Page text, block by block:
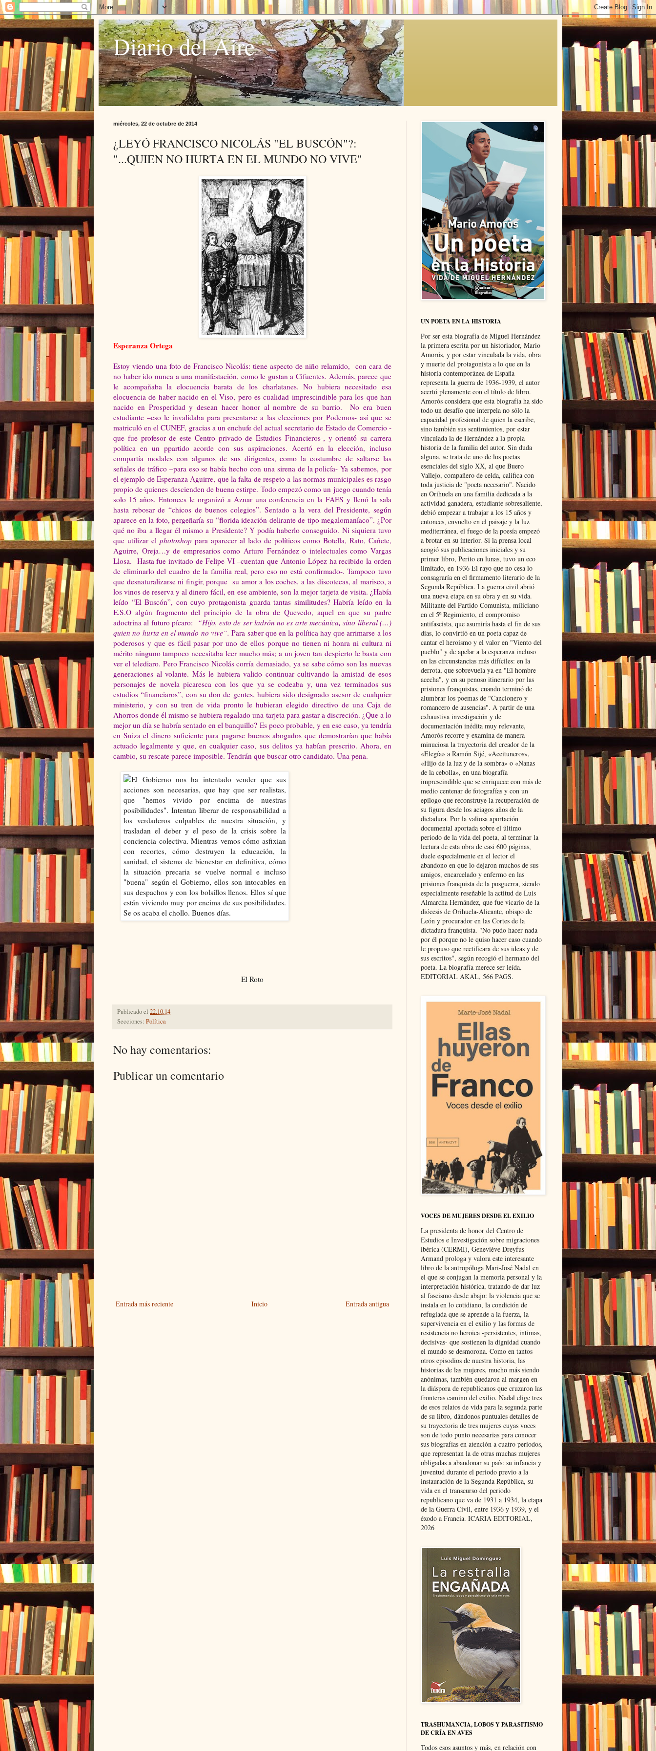
Diario del Aire
miércoles, 22 de octubre de 2014
¿LEYÓ FRANCISCO NICOLÁS "EL BUSCÓN"?:
"...QUIEN NO HURTA EN EL MUNDO NO VIVE"
Esperanza Ortega
Estoy viendo una foto de Francisco Nicolás: tiene aspecto de niño relamido, con cara de
no haber ido nunca a una manifestación, como le gustan a Cifuentes. Además, parece que
le acompañaba la elocuencia barata de los charlatanes. No hubiera necesitado esa
elocuencia de haber nacido en el Viso, pero es cualidad imprescindible para los que han
nacido en Prosperidad y desean hacer honor al nombre de su barrio. No era buen
estudiante –eso le invalidaba para presentarse a las elecciones por Podemos- así que se
matriculó en el CUNEF, gracias a un enchufe del actual secretario de Estado de Comercio -
que fue profesor de este Centro privado de Estudios Financieros-, y orientó su carrera
política en un ppartido acorde con sus aspiraciones. Acertó en la elección, incluso
compartía modales con algunos de sus dirigentes, como la costumbre de saltarse las
señales de tráfico –para eso se había hecho con una sirena de la policía- Ya sabemos, por
el ejemplo de Esperanza Aguirre, que la falta de respeto a las normas municipales es rasgo
propio de quienes descienden de buena estirpe. Todo empezó como un juego cuando tenía
solo 15 años. Entonces le organizó a Aznar una conferencia en la FAES y llenó la sala
hasta rebosar de “chicos de buenos colegios”. Sentado a la vera del Presidente, según
aparece en la foto, pergeñaría su “florida ideación delirante de tipo megalomaníaco”. ¿Por
qué no iba a llegar él mismo a Presidente? Y podía haberlo conseguido. Ni siquiera tuvo
que utilizar el photoshop para aparecer al lado de políticos como Botella, Rato, Cañete,
Aguirre, Oreja…y de empresarios como Arturo Fernández o intelectuales como Vargas
Llosa. Hasta fue invitado de Felipe VI –cuentan que Antonio López ha recibido la orden
de eliminarlo del cuadro de la familia real, pero eso no está confirmado-. Tampoco tuvo
que desnaturalizarse ni fingir, porque su amor a los coches, a las discotecas, al marisco, a
los vinos de reserva y al dinero fácil, en ese ambiente, son la mejor tarjeta de visita. ¿Había
leído “El Buscón”, con cuyo protagonista guarda tantas similitudes? Habría leído en la
E.S.O algún fragmento del principio de la obra de Quevedo, aquel en que su padre
adoctrina al futuro pícaro:
“Hijo, esto de ser ladrón no es arte mecánica, sino liberal (…)
quien no hurta en el mundo no vive”. Para saber que en la política hay que arrimarse a los
poderosos y que es fácil pasar por uno de ellos porque no tienen ni honra ni cultura ni
mérito ninguno tampoco necesitaba leer mucho más; a un joven tan despierto le basta con
ver el telediaro. Pero Francisco Nicolás corría demasiado, ya se sabe cómo son las nuevas
generaciones al volante. Más le hubiera valido continuar cultivando la amistad de esos
personajes de novela picaresca con los que ya se codeaba y, una vez terminados sus
estudios “financiaros”, con su don de gentes, hubiera sido designado asesor de cualquier
ministerio, y con su tren de vida pronto le hubieran elegido directivo de una Caja de
Ahorros donde él mismo se hubiera regalado una tarjeta para gastar a discreción. ¿Que a lo
mejor un día se habría sentado en el banquillo? Es poco probable, y en ese caso, ya tendría
en Suiza el dinero suficiente para pagarse buenos abogados que demostrarían que había
actuado legalmente y que, en cualquier caso, sus delitos ya habían prescrito. Ahora, en
cambio, su rescate parece imposible. Tendrán que buscar otro candidato. Una pena.
El Roto
Publicado el 22.10.14
Secciones: Política
No hay comentarios:
Publicar un comentario
Entrada más reciente Entrada antigua
Inicio
UN POETA EN LA HISTORIA
Por ser esta biografía de Miguel Hernández
la primera escrita por un historiador, Mario
Amorós, y por estar vinculada la vida, obra
y muerte del protagonista a lo que en la
historia contemporánea de España
representa la guerra de 1936-1939, el autor
acertó plenamente con el título de libro.
Amorós considera que esta biografía ha sido
todo un desafío que interpela no sólo la
capacidad profesional de quien la escribe,
sino también sus sentimientos, por estar
vinculada la de Hernández a la propia
historia de la familia del autor. Sin duda
alguna, se trata de uno de los poetas
esenciales del siglo XX, al que Buero
Vallejo, compañero de celda, califica con
toda justicia de "poeta necesario". Nacido
en Orihuela en una familia dedicada a la
actividad ganadera, estudiante sobresaliente,
debió empezar a trabajar a los 15 años y
entonces, envuelto en el paisaje y la luz
mediterránea, el fuego de la poesía empezó
a brotar en su interior. Si la prensa local
acogió sus publicaciones iniciales y su
primer libro, Perito en lunas, tuvo un eco
limitado, en 1936 El rayo que no cesa lo
consagraría en el firmamento literario de la
Segunda República. La guerra civil abrió
una nueva etapa en su obra y en su vida.
Militante del Partido Comunista, miliciano
en el 5º Regimiento, el compromiso
antifascista, que asumiría hasta el fin de sus
días, lo convirtió en un poeta capaz de
cantar el heroísmo y el valor en "Viento del
pueblo" y de apelar a la esperanza incluso
en las circunstancias más difíciles: en la
derrota, que sobrevuela ya en "El hombre
acecha", y en su penoso itinerario por las
prisiones franquistas, cuando terminó de
alumbrar los poemas de "Cancionero y
romancero de ausencias". A partir de una
exhaustiva investigación y de
documentación inédita muy relevante,
Amorós recorre y examina de manera
minuciosa la trayectoria del creador de la
«Elegía» a Ramón Sijé, «Aceituneros»,
«Hijo de la luz y de la sombra» o «Nanas
de la cebolla», en una biografía
imprescindible que se enriquece con más de
medio centenar de fotografías y con un
epílogo que reconstruye la recuperación de
su figura desde los aciagos años de la
dictadura. Por la valiosa aportación
documental aportada sobre el último
periodo de la vida del poeta, al terminar la
lectura de esta obra de casi 600 páginas,
duele especialmente en el lector el
abandono en que lo dejaron muchos de sus
amigos, encarcelado y enfermo en las
prisiones franquista de la posguerra, siendo
especialmente reseñable la actitud de Luis
Almarcha Hernández, que fue vicario de la
diócesis de Orihuela-Alicante, obispo de
León y procurador en las Cortes de la
dictadura franquista. "No pudo hacer nada
por él porque no le quiso hacer caso cuando
le propuso que rectificara de sus ideas y de
sus escritos", según recogió el hermano del
poeta. La biografía merece ser leída.
EDITORIAL AKAL, 566 PAGS.
VOCES DE MUJERES DESDE EL EXILIO
La presidenta de honor del Centro de
Estudios e Investigación sobre migraciones
ibérica (CERMI), Geneviève Dreyfus-
Armand prologa y valora este interesante
libro de la antropóloga Mari-José Nadal en
el que se conjugan la memoria personal y la
interpretación histórica, tratando de dar luz
al fascismo desde abajo: la violencia que se
instala en lo cotidiano, la condición de
refugiada que se aprende a la fuerza, la
supervivencia en el exilio y las formas de
resistencia no heroica -persistentes, intimas,
decisivas- que sostienen la dignidad cuando
el mundo se desmorona. Como en tantos
otros episodios de nuestra historia, las
historias de las mujeres, mucho más siendo
anónimas, también quedaron al margen en
la diáspora de republicanos que cruzaron las
fronteras camino del exilio. Nadal elige tres
de esos relatos de vida para la segunda parte
de su libro, dándonos puntuales detalles de
su trayectoria de tres mujeres cuyas voces
son de todo punto necesarias para conocer
sus biografías en atención a cuatro periodos,
que representan la de otras muchas mujeres
obligadas a abandonar su país: su infancia y
juventud durante el periodo previo a la
instauración de la Segunda República, su
vida en el transcurso del periodo
republicano que va de 1931 a 1934, la etapa
de la Guerra Civil, entre 1936 y 1939, y el
éxodo a Francia. ICARIA EDITORIAL,
2026
TRASHUMANCIA, LOBOS Y PARASITISMO
DE CRÍA EN AVES
Todos esos asuntos y más, en relación con